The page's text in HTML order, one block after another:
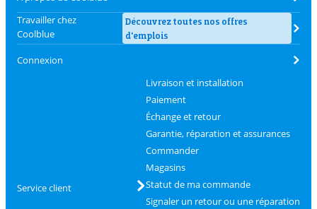
Travailler chez
Coolblue
Découvrez toutes nos offres
d'emplois
Connexion
Service client
Livraison et installation
Paiement
Échange et retour
Garantie, réparation et assurances
Commander
Magasins
Statut de ma commande
Signaler un retour ou une réparation